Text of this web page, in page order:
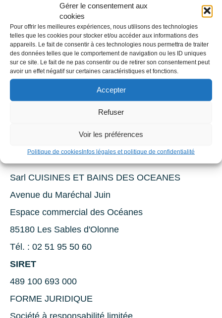
Gérer le consentement aux
cookies
Pour offrir les meilleures expériences, nous utilisons des technologies
telles que les cookies pour stocker et/ou accéder aux informations des
appareils. Le fait de consentir à ces technologies nous permettra de traiter
des données telles que le comportement de navigation ou les ID uniques
sur ce site. Le fait de ne pas consentir ou de retirer son consentement peut
avoir un effet négatif sur certaines caractéristiques et fonctions.
Accepter
Refuser
Voir les préférences
Politique de cookiesInfos légales et politique de confidentialité
(noms, prénoms, numéro de téléphone, adresse
électronique…), nous servent uniquement à
pouvoir répondre au mieux à vos demandes.
Conformément à la loi Informatique et Libertés du
6 janvier 1978 modifiée, vous disposez de droits
d’accès, de rectification et d’opposition aux
données vous concernant, que vous pouvez
exercer en nous contactant par E-Mail à l’adresse :
(commission nationale de
Sarl CUISINES ET BAINS DES OCEANES
Avenue du Maréchal Juin
Espace commercial des Océanes
85180 Les Sables d'Olonne
Tél. : 02 51 95 50 60
SIRET
489 100 693 000
FORME JURIDIQUE
Société à responsabilité limitée